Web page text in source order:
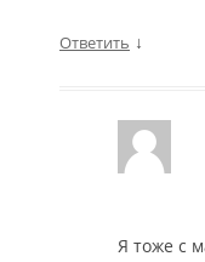
Ответить ↓
Я тоже с